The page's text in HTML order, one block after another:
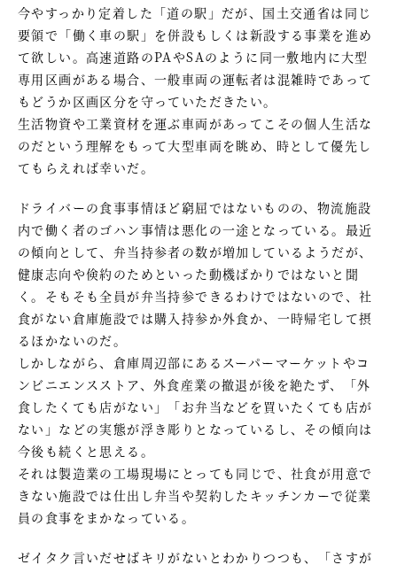
今やすっかり定着した「道の駅」だが、国土交通省は同じ
要領で「働く車の駅」を併設もしくは新設する事業を進め
て欲しい。高速道路のPAやSAのように同一敷地内に大型
専用区画がある場合、一般車両の運転者は混雑時であって
もどうか区画区分を守っていただきたい。
生活物資や工業資材を運ぶ車両があってこその個人生活な
のだという理解をもって大型車両を眺め、時として優先し
てもらえれば幸いだ。
ドライバーの食事事情ほど窮屈ではないものの、物流施設
内で働く者のゴハン事情は悪化の一途となっている。最近
の傾向として、弁当持参者の数が増加しているようだが、
健康志向や倹約のためといった動機ばかりではないと聞
く。そもそも全員が弁当持参できるわけではないので、社
食がない倉庫施設では購入持参か外食か、一時帰宅して摂
るほかないのだ。
しかしながら、倉庫周辺部にあるスーパーマーケットやコ
ンビニエンスストア、外食産業の撤退が後を絶たず、「外
食したくても店がない」「お弁当などを買いたくても店が
ない」などの実態が浮き彫りとなっているし、その傾向は
今後も続くと思える。
それは製造業の工場現場にとっても同じで、社食が用意で
きない施設では仕出し弁当や契約したキッチンカーで従業
員の食事をまかなっている。
ゼイタク言いだせばキリがないとわかりつつも、「さすが